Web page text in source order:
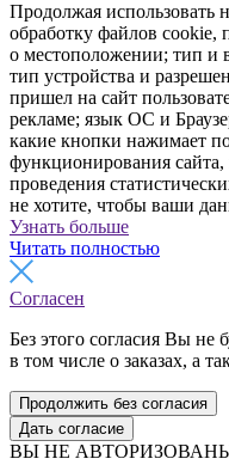
Продолжая использовать
обработку файлов cookie,
о местоположении; тип и
тип устройства и
пришел на сайт
рекламе; язык ОС и
какие кнопки нажимает
функционирования сайта,
проведения
не хотите, чтобы ваши
Узнать больше
Читать полностью
Согласен
Без этого согласия Вы не
в том числе о заказах, а
Продолжить без согласия
Дать согласие
ВЫ НЕ